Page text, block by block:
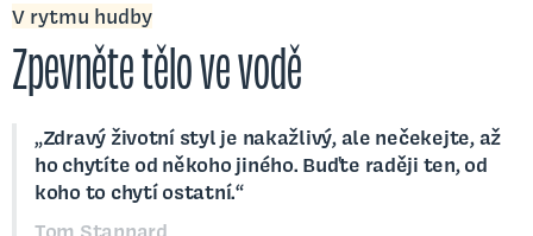
V rytmu hudby
Zpevněte tělo ve vodě
„Zdravý životní styl je nakažlivý, ale nečekejte, až
ho chytíte od někoho jiného. Buďte raději ten, od
koho to chytí ostatní.“